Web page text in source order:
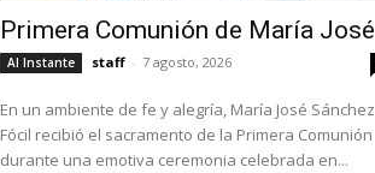
Primera Comunión de María José
Al Instante staff - 7 agosto, 2026
En un ambiente de fe y alegría, María José Sánchez
Fócil recibió el sacramento de la Primera Comunión
durante una emotiva ceremonia celebrada en...